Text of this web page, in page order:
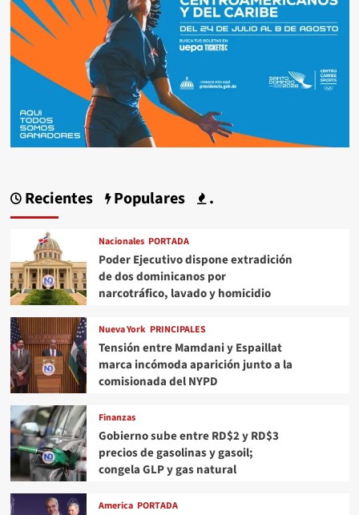
Recientes Populares .
Nacionales PORTADA
Poder Ejecutivo dispone extradición
de dos dominicanos por
narcotráfico, lavado y homicidio
Nueva York PRINCIPALES
Tensión entre Mamdani y Espaillat
marca incómoda aparición junto a la
comisionada del NYPD
Finanzas
Gobierno sube entre RD$2 y RD$3
precios de gasolinas y gasoil;
congela GLP y gas natural
America PORTADA